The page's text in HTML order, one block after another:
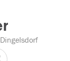
Dingelsdorf